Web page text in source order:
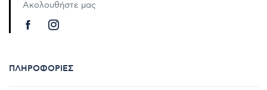
Ακολουθήστε μας
ΠΛΗΡΟΦΟΡΊΕΣ